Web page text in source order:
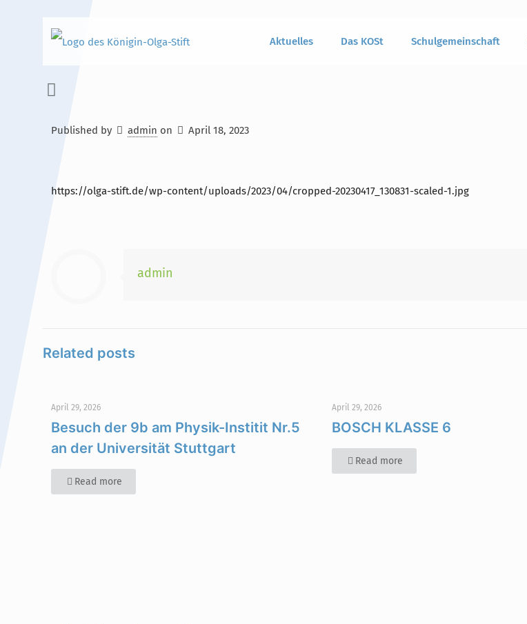
Hauptinhalt Alt + Shift + H
Aktuelles Das KOSt Schulgemeinschaft
Published by admin on April 18, 2023
https://olga-stift.de/wp-content/uploads/2023/04/cropped-20230417_130831-scaled-1.jpg
admin
Related posts
April 29, 2026
Besuch der 9b am Physik-Institit Nr.5
an der Universität Stuttgart
Read more
April 29, 2026
BOSCH KLASSE 6
Read more